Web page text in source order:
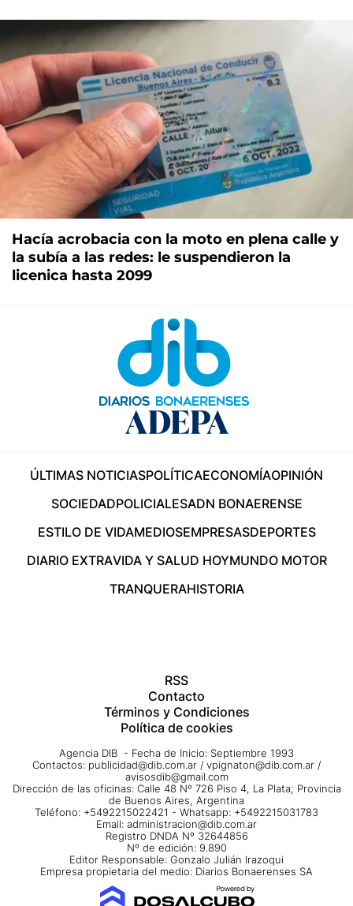
Hacía acrobacia con la moto en plena calle y
la subía a las redes: le suspendieron la
licenica hasta 2099
ÚLTIMAS NOTICIASPOLÍTICAECONOMÍAOPINIÓN
SOCIEDADPOLICIALESADN BONAERENSE
ESTILO DE VIDAMEDIOSEMPRESASDEPORTES
DIARIO EXTRAVIDA Y SALUD HOYMUNDO MOTOR
TRANQUERAHISTORIA
RSS
Contacto
Términos y Condiciones
Política de cookies
Agencia DIB - Fecha de Inicio: Septiembre 1993
Contactos: publicidad@dib.com.ar / vpignaton@dib.com.ar /
avisosdib@gmail.com
Dirección de las oficinas: Calle 48 Nº 726 Piso 4, La Plata; Provincia
de Buenos Aires, Argentina
Teléfono: +5492215022421 - Whatsapp: +5492215031783
Email: administracion@dib.com.ar
Registro DNDA Nº 32644856
Nº de edición: 9.890
Editor Responsable: Gonzalo Julián Irazoqui
Empresa propietaria del medio: Diarios Bonaerenses SA